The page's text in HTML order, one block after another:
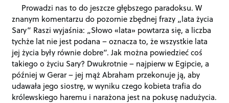
Prowadzi nas to do jeszcze głębszego paradoksu. W
znanym komentarzu do pozornie zbędnej frazy „lata życia
Sary” Raszi wyjaśnia: „Słowo «lata» powtarza się, a liczba
tychże lat nie jest podana – oznacza to, że wszystkie lata
jej życia były równie dobre”. Jak można powiedzieć coś
takiego o życiu Sary? Dwukrotnie – najpierw w Egipcie, a
później w Gerar – jej mąż Abraham przekonuje ją, aby
udawała jego siostrę, w wyniku czego kobieta trafia do
królewskiego haremu i narażona jest na pokusę nadużycia.